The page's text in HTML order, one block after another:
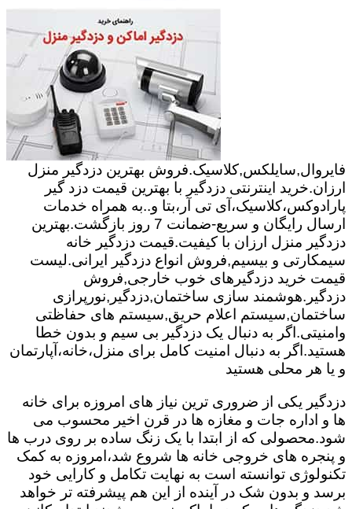
فایروال,سایلکس,کلاسیک.فروش بهترین دزدگیر منزل
ارزان.خرید اینترنتی دزدگیر با بهترین قیمت دزد گیر
پارادوکس،کلاسیک،آی تی آر،بتا و..به همراه خدمات
ارسال رایگان و سریع-ضمانت 7 روز بازگشت.بهترین
دزدگیر منزل ارزان با کیفیت.قیمت دزدگیر خانه
سیمکارتی و بیسیم,فروش انواع دزدگیر ایرانی.لیست
قیمت خرید دزدگیرهای خوب خارجی,فروش
دزدگیر.هوشمند سازی ساختمان,دزدگیر,نورپرازی
ساختمان,سیستم اعلام حریق,سیستم های حفاظتی
وامنیتی.اگر به دنبال یک دزدگیر بی سیم و بدون خطا
هستید.اگر به دنبال امنیت کامل برای منزل،خانه،آپارتمان
و یا هر محلی هستید
دزدگیر یکی از ضروری ترین نیاز های امروزه برای خانه
ها و اداره جات و مغازه ها در قرن اخیر محسوب می
شود.محصولی که از ابتدا با یک زنگ ساده بر روی درب ها
و پنجره های خروجی خانه ها شروع شد،امروزه به کمک
تکنولوژی توانسته است به نهایت تکامل و کارایی خود
برسد و بدون شک در آینده از این هم پیشرفته تر خواهد